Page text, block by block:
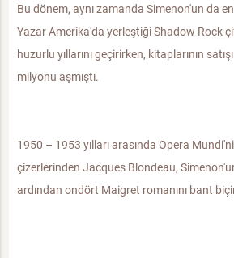
Bu dönem, aynı zamanda Simenon'un da en
Yazar Amerika'da yerleştiği Shadow Rock
huzurlu yıllarını geçirirken, kitaplarının
milyonu aşmıştı.
1950 – 1953 yılları arasında Opera
çizerlerinden Jacques Blondeau,
ardından ondört Maigret romanını bant